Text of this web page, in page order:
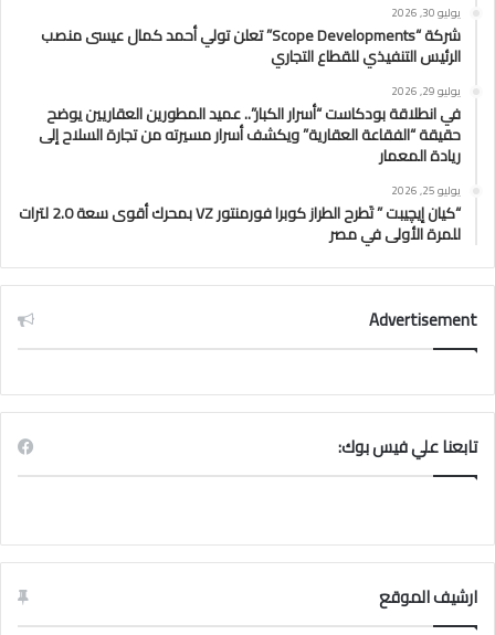
يوليو 30, 2026
شركة “Scope Developments” تعلن تولي أحمد كمال عيسى منصب
الرئيس التنفيذي للقطاع التجاري
يوليو 29, 2026
في انطلاقة بودكاست “أسرار الكبار”.. عميد المطورين العقاريين يوضح
حقيقة “الفقاعة العقارية” ويكشف أسرار مسيرته من تجارة السلاح إلى
ريادة المعمار
يوليو 25, 2026
“كيان إيچيبت ” تَطرح الطراز كوبرا فورمنتور VZ بمحرك أقوى سعة 2.0 لترات
للمرة الأولى في مصر
Advertisement
تابعنا علي فيس بوك:
ارشيف الموقع